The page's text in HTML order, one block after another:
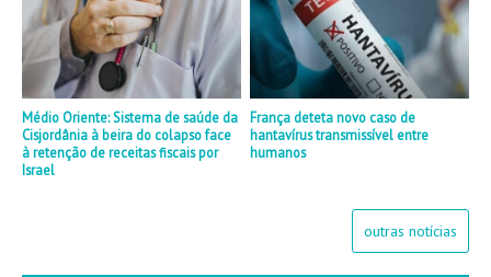
Médio Oriente: Sistema de saúde da
Cisjordânia à beira do colapso face
à retenção de receitas fiscais por
Israel
França deteta novo caso de
hantavírus transmissível entre
humanos
outras notícias